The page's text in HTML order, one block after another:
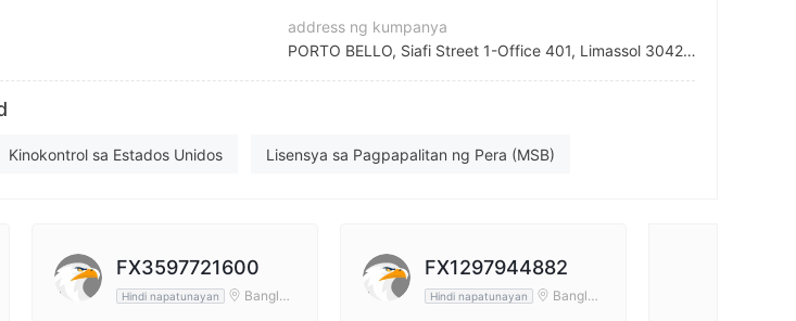
address ng kumpanya
PORTO BELLO, Siafi Street 1-Office 401, Limassol 3042, Cyprus
Facebook
Kinokontrol sa Estados Unidos Lisensya sa Pagpapalitan ng Pera (MSB)
FX3597721600
Hindi napatunayan
Banglad
FX1297944882
Hindi napatunayan
Banglad